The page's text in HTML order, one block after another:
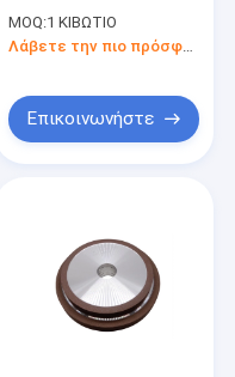
δεσμών ρητίνης
καρβιδίου
MOQ:1 ΚΙΒΩΤΙΟ
Επικοινωνήστε